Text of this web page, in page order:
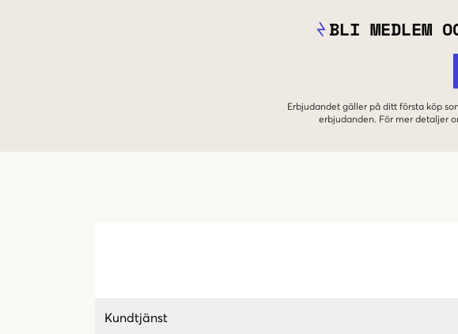
BLI MEDLEM
Erbjudandet gäller på ditt första köp
erbjudanden. För mer detaljer
Kundtjänst